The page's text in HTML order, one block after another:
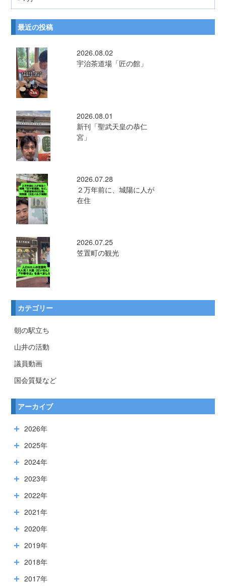
最近の投稿
2026.08.02
宇治茶道場「匠の館」
2026.08.01
新刊「聖武天皇の恭仁
宮」
2026.07.28
２万年前に、城陽に人が
在住
2026.07.25
笠置町の観光
カテゴリー
朝の駅立ち
山井の活動
議員動画
国会質疑など
アーカイブ
2026年
2025年
2024年
2023年
2022年
2021年
2020年
2019年
2018年
2017年